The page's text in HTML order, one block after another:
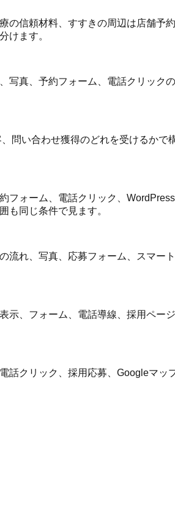
信頼材料、すすきの周辺は店舗
けます。
真、予約フォーム、電話クリッ
問い合わせ獲得のどれを受けるか
フォーム、電話クリック、
も同じ条件で見ます。
れ、写真、応募フォーム、スマ
、フォーム、電話導線、採用ペ
話クリック、採用応募、Googleマ